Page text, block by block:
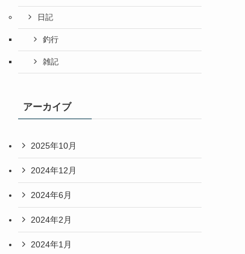
日記
釣行
雑記
アーカイブ
2025年10月
2024年12月
2024年6月
2024年2月
2024年1月